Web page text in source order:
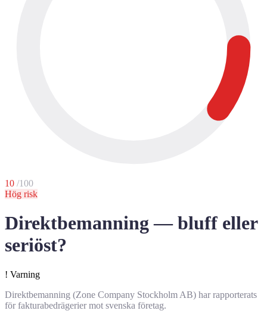
10 /100
Hög risk
Direktbemanning — bluff eller
seriöst?
! Varning
Direktbemanning (Zone Company Stockholm AB) har rapporterats
för fakturabedrägerier mot svenska företag.